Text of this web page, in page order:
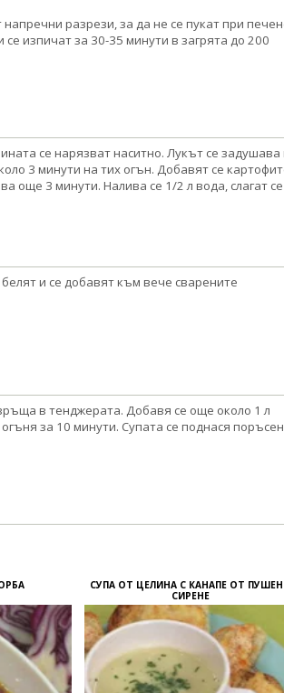
разрези, за да не се пукат при
се изпичат за 30-35 минути в загрята до 200
се нарязват наситно. Лукът се задушава
3 минути на тих огън. Добавят се
още 3 минути. Налива се 1/2 л вода, слагат се
и се добавят към вече сварените
в тенджерата. Добавя се още около 1 л
за 10 минути. Супата се поднася
СУПА ОТ ЦЕЛИНА С КАНАПЕ ОТ
СИРЕНЕ